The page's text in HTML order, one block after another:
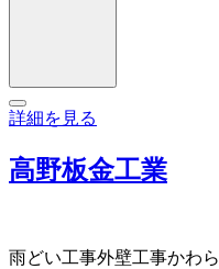
詳細を見る
高野板金工業
雨どい工事外壁工事かわら